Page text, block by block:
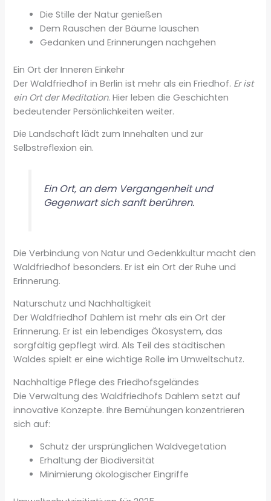
Die Stille der Natur genießen
Dem Rauschen der Bäume lauschen
Gedanken und Erinnerungen nachgehen
Ein Ort der Inneren Einkehr
Der Waldfriedhof in Berlin ist mehr als ein Friedhof. Er ist
ein Ort der Meditation. Hier leben die Geschichten
bedeutender Persönlichkeiten weiter.
Die Landschaft lädt zum Innehalten und zur
Selbstreflexion ein.
Ein Ort, an dem Vergangenheit und
Gegenwart sich sanft berühren.
Die Verbindung von Natur und Gedenkkultur macht den
Waldfriedhof besonders. Er ist ein Ort der Ruhe und
Erinnerung.
Naturschutz und Nachhaltigkeit
Der Waldfriedhof Dahlem ist mehr als ein Ort der
Erinnerung. Er ist ein lebendiges Ökosystem, das
sorgfältig gepflegt wird. Als Teil des städtischen
Waldes spielt er eine wichtige Rolle im Umweltschutz.
Nachhaltige Pflege des Friedhofsgeländes
Die Verwaltung des Waldfriedhofs Dahlem setzt auf
innovative Konzepte. Ihre Bemühungen konzentrieren
sich auf:
Schutz der ursprünglichen Waldvegetation
Erhaltung der Biodiversität
Minimierung ökologischer Eingriffe